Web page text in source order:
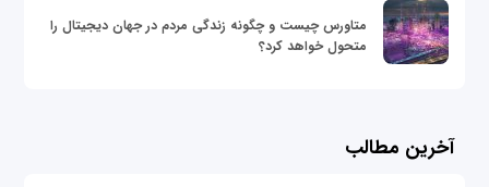
متاورس چیست و چگونه زندگی مردم در جهان دیجیتال را
متحول خواهد کرد؟
آخرین مطالب